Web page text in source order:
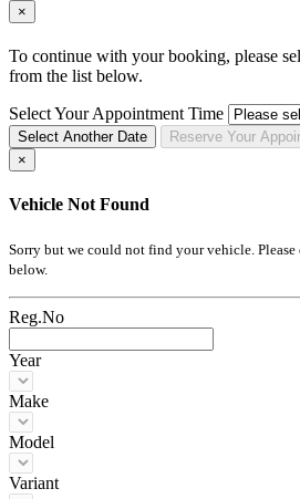
×
To continue with your booking, please
from the list below.
Select Your Appointment Time
Select Another Date Reserve Your
×
Vehicle Not Found
Sorry but we could not find your vehicle.
below.
Reg.No
Year
Make
Model
Variant